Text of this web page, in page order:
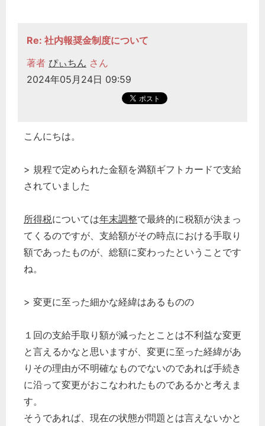
Re: 社内報奨金制度について
著者 ぴぃちん さん
2024年05月24日 09:59
こんにちは。
> 規程で定められた金額を満額ギフトカードで支給
されていました
所得税については年末調整で最終的に税額が決まっ
てくるのですが、支給額がその時点における手取り
額であったものが、総額に変わったということです
ね。
> 変更に至った細かな経緯はあるものの
１回の支給手取り額が減ったとことは不利益な変更
と言えるかなと思いますが、変更に至った経緯があ
りその理由が不明確なものでないのであれば手続き
に沿って変更がおこなわれたものであるかと考えま
す。
そうであれば、現在の状態が問題とは言えないかと